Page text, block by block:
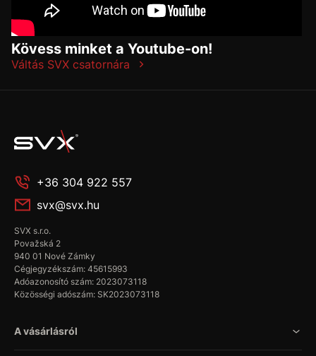
Kövess minket a Youtube-on!
Váltás SVX csatornára
+36 304 922 557
svx@svx.hu
SVX s.r.o.
Považská 2
940 01 Nové Zámky
Cégjegyzékszám: 45615993
Adóazonosító szám: 2023073118
Közösségi adószám: SK2023073118
A vásárlásról